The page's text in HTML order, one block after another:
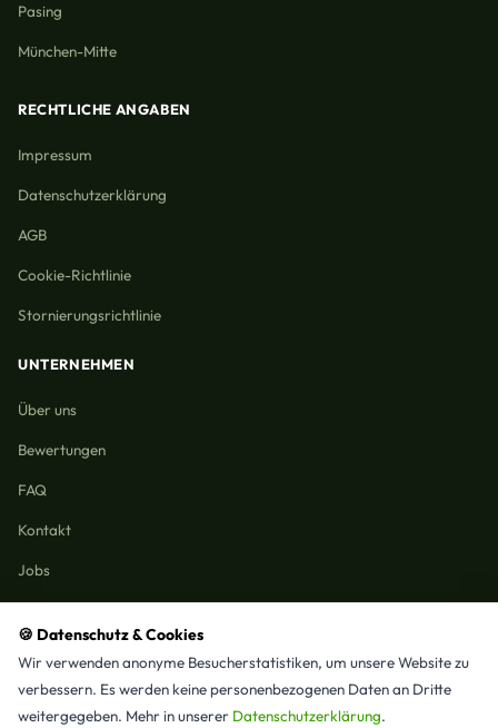
🍪 Datenschutz & Cookies
Wir verwenden anonyme Besucherstatistiken, um unsere Website zu
verbessern. Es werden keine personenbezogenen Daten an Dritte
weitergegeben. Mehr in unserer Datenschutzerklärung.
Pasing
München-Mitte
RECHTLICHE ANGABEN
Impressum
Datenschutzerklärung
AGB
Cookie-Richtlinie
Stornierungsrichtlinie
UNTERNEHMEN
Über uns
Bewertungen
FAQ
Kontakt
Jobs
Alle Leistungen & Stadtteile